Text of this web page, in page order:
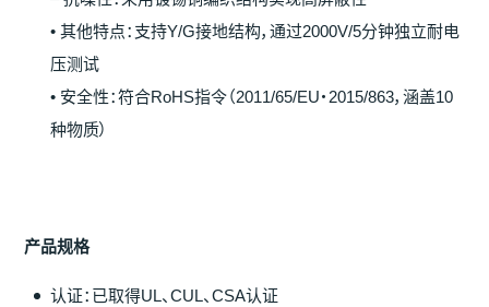
• 其他特点：支持Y/G接地结构，通过2000V/5分钟独立耐电
压测试
• 安全性：符合RoHS指令（2011/65/EU・2015/863，涵盖10
种物质）
产品规格
认证：已取得UL、CUL、CSA认证